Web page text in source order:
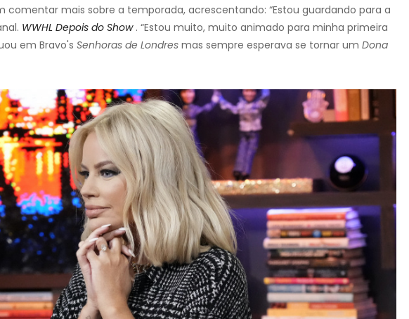
comentar mais sobre a temporada, acrescentando: “Estou guardando para a
WWHL Depois do Show . “Estou muito, muito animado para minha primeira
em Bravo's Senhoras de Londres mas sempre esperava se tornar um Dona